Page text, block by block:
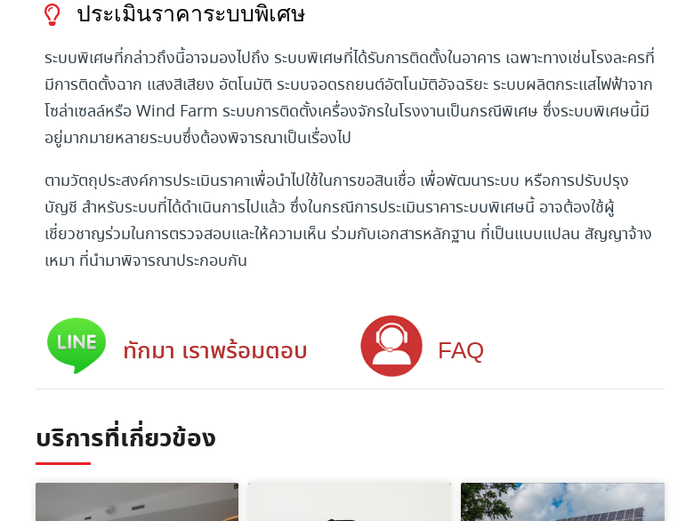
ประเมินราคาระบบพิเศษ
ระบบพิเศษที่กล่าวถึงนี้อาจมองไปถึง ระบบพิเศษที่ได้รับการติดตั้งในอาคาร เฉพาะทางเช่นโรงละครที่
มีการติดตั้งฉาก แสงสีเสียง อัตโนมัติ ระบบจอดรถยนต์อัตโนมัติอัจฉริยะ ระบบผลิตกระแสไฟฟ้าจาก
โซล่าเซลล์หรือ Wind Farm ระบบการติดตั้งเครื่องจักรในโรงงานเป็นกรณีพิเศษ ซึ่งระบบพิเศษนี้มี
อยู่มากมายหลายระบบซึ่งต้องพิจารณาเป็นเรื่องไป
ตามวัตถุประสงค์การประเมินราคาเพื่อนำไปใช้ในการขอสินเชื่อ เพื่อพัฒนาระบบ หรือการปรับปรุง
บัญชี สำหรับระบบที่ได้ดำเนินการไปแล้ว ซึ่งในกรณีการประเมินราคาระบบพิเศษนี้ อาจต้องใช้ผู้
เชี่ยวชาญร่วมในการตรวจสอบและให้ความเห็น ร่วมกับเอกสารหลักฐาน ที่เป็นแบบแปลน สัญญาจ้าง
เหมา ที่นำมาพิจารณาประกอบกัน
ทักมา เราพร้อมตอบ FAQ
บริการที่เกี่ยวข้อง